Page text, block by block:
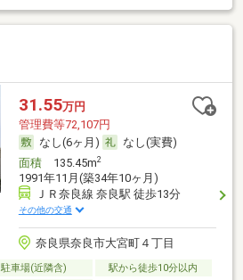
31.55万円
管理費等72,107円
なし(6ヶ月)
なし(実費)
面積135.45m2
1991年11月(築34年10ヶ月)
ＪＲ奈良線 奈良駅 徒歩13分
その他の交通
奈良県奈良市大宮町４丁目
駐車場(近隣含)
駅から徒歩10分以内